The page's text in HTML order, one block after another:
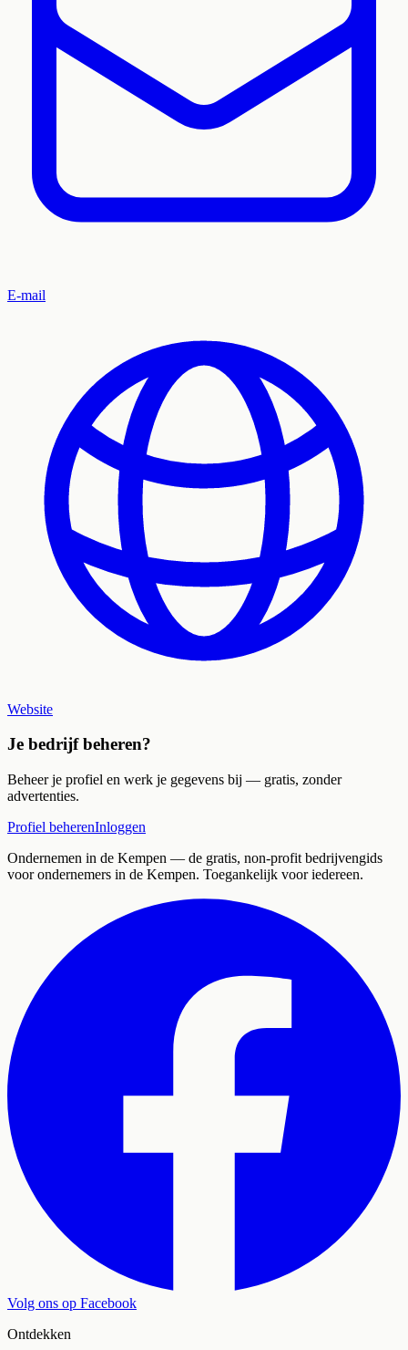
E-mail
Website
Je bedrijf beheren?
Beheer je profiel en werk je gegevens bij — gratis, zonder
advertenties.
Profiel beherenInloggen
Ondernemen in de Kempen — de gratis, non-profit bedrijvengids
voor ondernemers in de Kempen. Toegankelijk voor iedereen.
Volg ons op Facebook
Ontdekken